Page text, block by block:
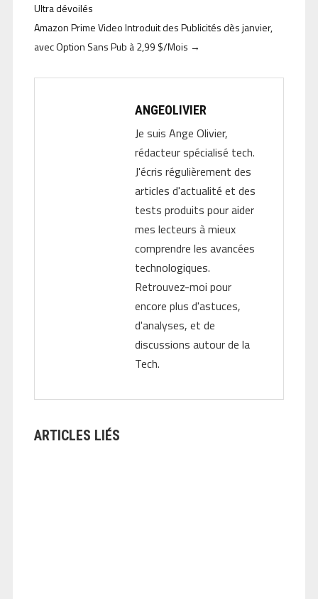
Ultra dévoilés
Amazon Prime Video Introduit des Publicités dès janvier,
avec Option Sans Pub à 2,99 $/Mois →
ANGEOLIVIER
Je suis Ange Olivier,
rédacteur spécialisé tech.
J'écris régulièrement des
articles d'actualité et des
tests produits pour aider
mes lecteurs à mieux
comprendre les avancées
technologiques.
Retrouvez-moi pour
encore plus d'astuces,
d'analyses, et de
discussions autour de la
Tech.
ARTICLES LIÉS